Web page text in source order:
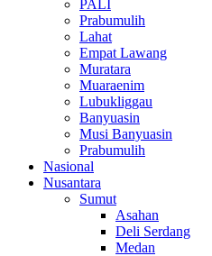
PALI
Prabumulih
Lahat
Empat Lawang
Muratara
Muaraenim
Lubukliggau
Banyuasin
Musi Banyuasin
Prabumulih
Nasional
Nusantara
Sumut
Asahan
Deli Serdang
Medan